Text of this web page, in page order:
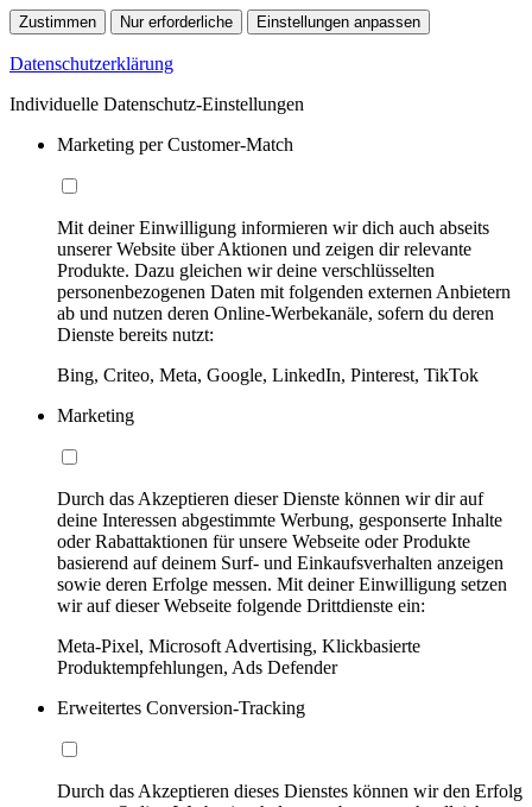
Zustimmen Nur erforderliche Einstellungen anpassen
Datenschutzerklärung
Individuelle Datenschutz-Einstellungen
Marketing per Customer-Match
Mit deiner Einwilligung informieren wir dich auch abseits
unserer Website über Aktionen und zeigen dir relevante
Produkte. Dazu gleichen wir deine verschlüsselten
personenbezogenen Daten mit folgenden externen Anbietern
ab und nutzen deren Online-Werbekanäle, sofern du deren
Dienste bereits nutzt:
Bing, Criteo, Meta, Google, LinkedIn, Pinterest, TikTok
Marketing
Durch das Akzeptieren dieser Dienste können wir dir auf
deine Interessen abgestimmte Werbung, gesponserte Inhalte
oder Rabattaktionen für unsere Webseite oder Produkte
basierend auf deinem Surf- und Einkaufsverhalten anzeigen
sowie deren Erfolge messen. Mit deiner Einwilligung setzen
wir auf dieser Webseite folgende Drittdienste ein:
Meta-Pixel, Microsoft Advertising, Klickbasierte
Produktempfehlungen, Ads Defender
Erweitertes Conversion-Tracking
Durch das Akzeptieren dieses Dienstes können wir den Erfolg